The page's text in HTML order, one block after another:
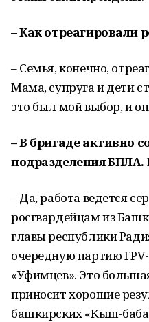
– Как отреагировали
– Семья, конечно,
Мама, супруга и дети
это был мой выбор, и
– В бригаде активно
подразделения БПЛА.
– Да, работа ведется
росгвардейцам из
главы республики
очередную партию
«Уфимцев». Это
приносит хорошие
башкирских «Кыш-